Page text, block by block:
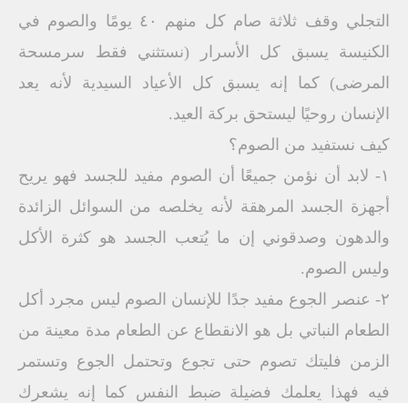
التجلي وقف ثلاثة صام كل منھم ٤۰ یومًا والصوم في
الكنیسة یسبق كل الأسرار (نستثني فقط سرمسحة
المرضى) كما إنه یسبق كل الأعیاد السیدیة لأنه یعد
الإنسان روحیًا لیستحق بركة العید.
كيف نستفيد من الصوم؟
۱- لابد أن نؤمن جمیعًا أن الصوم مفید للجسد فھو یریح
أجھزة الجسد المرھقة لأنه یخلصه من السوائل الزائدة
والدھون وصدقوني إن ما یُتعب الجسد ھو كثرة الأكل
ولیس الصوم.
۲- عنصر الجوع مفید جدًا للإنسان الصوم لیس مجرد أكل
الطعام النباتي بل ھو الانقطاع عن الطعام مدة معینة من
الزمن فلیتك تصوم حتى تجوع وتحتمل الجوع وتستمر
فیه فھذا یعلمك فضیلة ضبط النفس كما إنه یشعرك